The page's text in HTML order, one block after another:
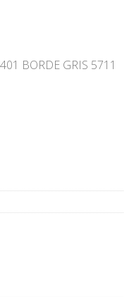
BORDE GRIS 5711